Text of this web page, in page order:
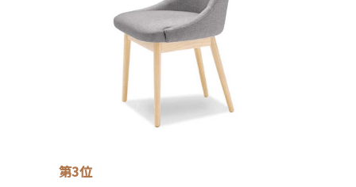
第3位